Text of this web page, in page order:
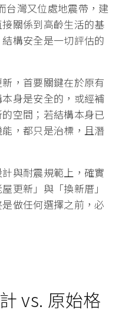
台灣又位處地震帶，建
關係到高齡生活的基
構安全是一切評估的
，首要關鍵在於原有
身是安全的，或經補
空間；若結構本身已
，都只是治標，且潛
與耐震規範上，確實
更新」與「換新厝」
做任何選擇之前，必
vs. 原始格